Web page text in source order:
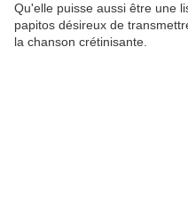
Qu'elle puisse aussi être une
papitos désireux de
la chanson crétinisante.